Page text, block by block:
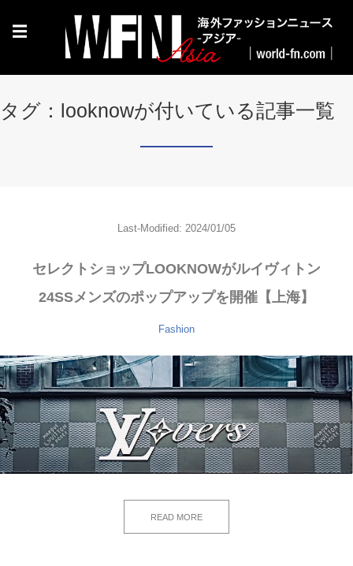
☰
タグ：looknowが付いている記事一覧
Last-Modified: 2024/01/05
セレクトショップLOOKNOWがルイヴィトン
24SSメンズのポップアップを開催【上海】
Fashion
READ MORE